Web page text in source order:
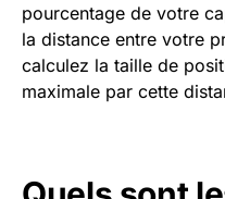
pourcentage de votre
la distance entre votre
calculez la taille de
maximale par cette